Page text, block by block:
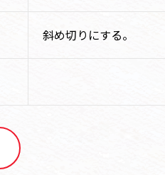
斜め切りにする。